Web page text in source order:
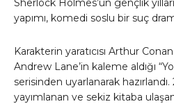
Sherlock Holmes’un gençlik
yapımı, komedi soslu bir suç
Karakterin yaratıcısı Arthur
Andrew Lane’in kaleme aldığı
serisinden uyarlanarak hazırlandı.
yayımlanan ve sekiz kitaba